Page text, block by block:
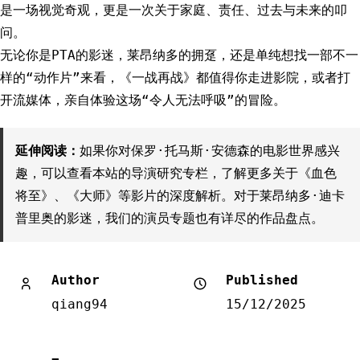
是一场视觉奇观，更是一次关于家庭、责任、过去与未来的叩
问。
无论你是PTA的影迷，莱昂纳多的拥趸，还是单纯想找一部不一
样的“动作片”来看，《一战再战》都值得你走进影院，或者打
开流媒体，亲自体验这场“令人无法呼吸”的冒险。
延伸阅读： 如果你对保罗·托马斯·安德森的电影世界感兴
趣，可以查看本站的导演研究专栏，了解更多关于《血色
将至》、《大师》等影片的深度解析。对于莱昂纳多·迪卡
普里奥的影迷，我们的演员专题也有详尽的作品盘点。
Author
qiang94
Published
15/12/2025